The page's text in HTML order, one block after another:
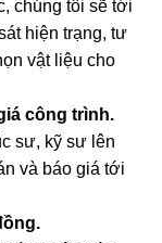
chúng tôi sẽ tới
hiện trạng, tư
vật liệu cho
công trình.
sư, kỹ sư lên
và báo giá tới